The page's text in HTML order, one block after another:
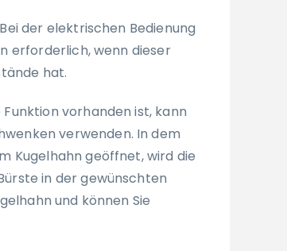
Bei der elektrischen Bedienung
erforderlich, wenn dieser
hat.
vorhanden ist, kann
verwenden. In dem
Kugelhahn geöffnet, wird die
in der gewünschten
und können Sie